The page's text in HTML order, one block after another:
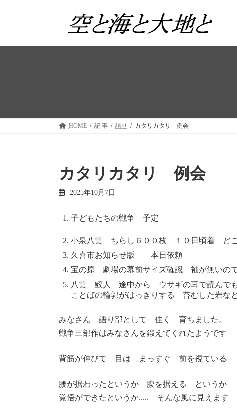
ツ
シ
HOME 記 事 語り カタリカタリ 例会
カタリカタリ 例会
2025年10月7日
子どもたちの戦争 予定
小泉八雲 ちらし６００枚 １０日頃着 ど
久喜市お知らせ版 本日依頼
宝の原 劇場の幕前サイズ確認 袖が無いの
八雲 鮫人 途中から ウサギの耳で読んで
ことばの輪郭がはっきりする 苔むした岩な
みなさん 語り部として 佳く 育ちました。
戦争三部作はみなさんを鍛えてくれたようです
背筋が伸びて 目は まっすぐ 前を視ている
腰が据わったというか 腹を据える というか
覚悟ができたというか..... そんな風に見えます